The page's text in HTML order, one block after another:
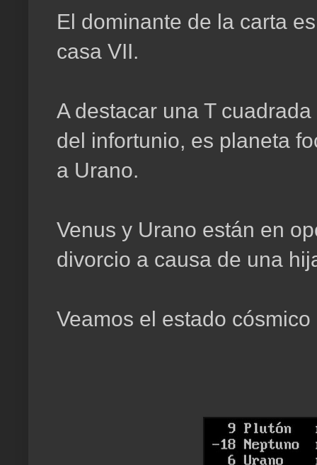
El dominante de la carta
casa VII.
A destacar una T
del infortunio, es planeta
a Urano.
Venus y Urano están en
divorcio a causa de una
Veamos el estado